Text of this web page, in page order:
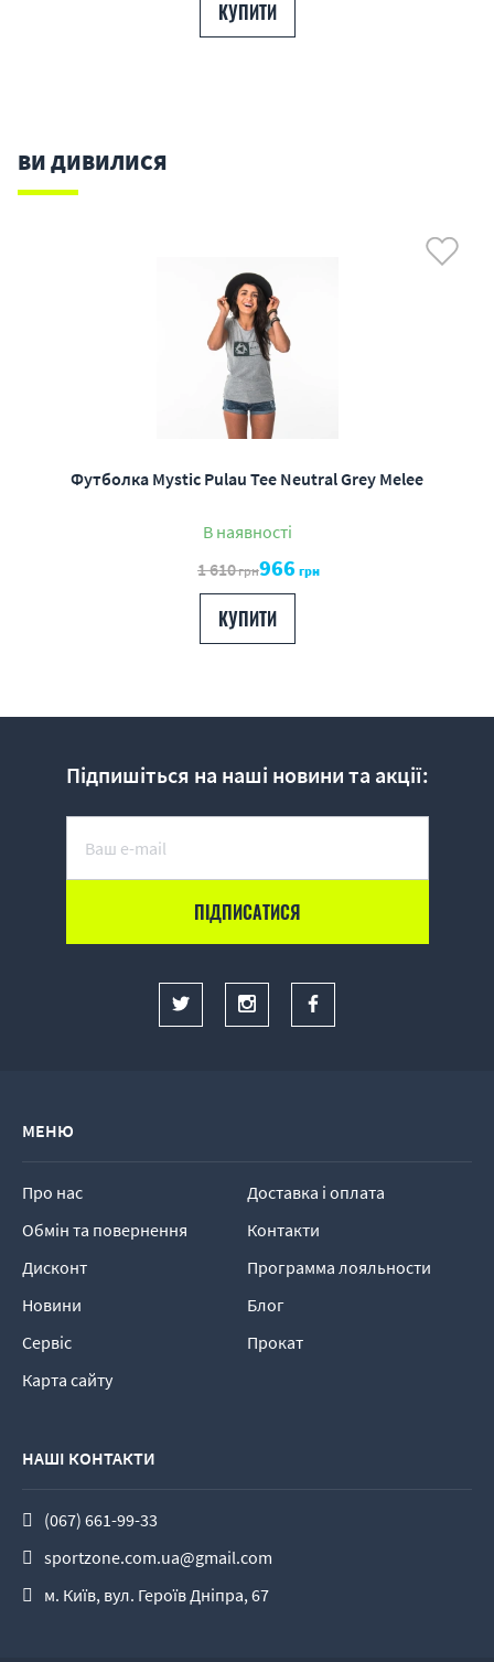
КУПИТИ
ВИ ДИВИЛИСЯ
Футболка Mystic Pulau Tee Neutral Grey Melee
В наявності
1 610грн966грн
КУПИТИ
Підпишіться на наші новини та акції:
МЕНЮ
Про нас
Доставка і оплата
Обмін та повернення
Контакти
Дисконт
Программа лояльности
Новини
Блог
Сервіс
Прокат
Карта сайту
НАШІ КОНТАКТИ
(067) 661-99-33
sportzone.com.ua@gmail.com
м. Київ, вул. Героїв Дніпра, 67